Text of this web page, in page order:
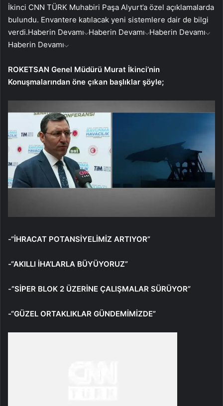
İkinci CNN TÜRK Muhabiri Paşa Alyurt’a özel açıklamalarda
bulundu. Envantere katılacak yeni sistemlere dair de bilgi
verdi.Haberin Devamı Haberin Devamı Haberin Devamı
Haberin Devamı
ROKETSAN Genel Müdürü Murat İkinci’nin
Konuşmalarından öne çıkan başlıklar şöyle;
-“İHRACAT POTANSİYELİMİZ ARTIYOR”
-“AKILLI İHA’LARLA BÜYÜYORUZ”
-”SİPER BLOK 2 ÜZERİNE ÇALIŞMALAR SÜRÜYOR”
-“GÜZEL ORTAKLIKLAR GÜNDEMİMİZDE”